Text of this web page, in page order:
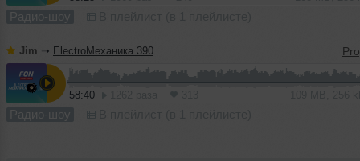
Радио-шоу
Jim ➝ ElectroМеханика 390
58:40
Радио-шоу